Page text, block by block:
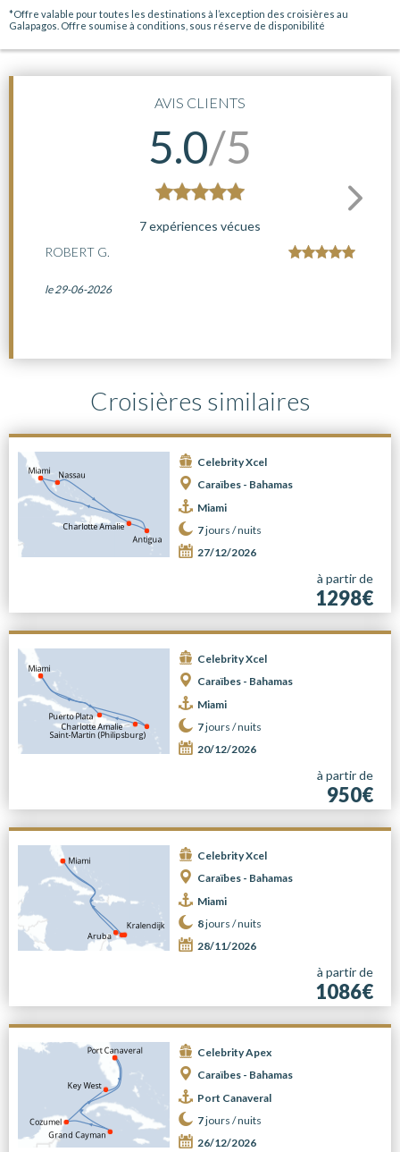
*Offre valable pour toutes les destinations à l’exception des croisières au
Galapagos. Offre soumise à conditions, sous réserve de disponibilité
AVIS CLIENTS
5.0/5
7 expériences vécues
ROBERT G.
le 29-06-2026
Croisières similaires
Celebrity Xcel
Caraïbes - Bahamas
Miami
7jours /nuits
27/12/2026
à partir de
1298€
Celebrity Xcel
Caraïbes - Bahamas
Miami
7jours /nuits
20/12/2026
à partir de
950€
Celebrity Xcel
Caraïbes - Bahamas
Miami
8jours /nuits
28/11/2026
à partir de
1086€
Celebrity Apex
Caraïbes - Bahamas
Port Canaveral
7jours /nuits
26/12/2026